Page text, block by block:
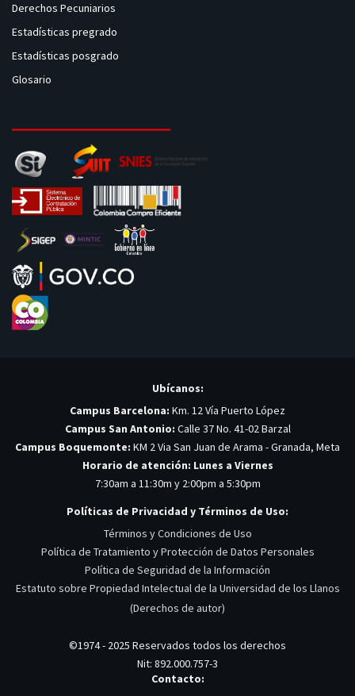
Derechos Pecuniarios
Estadísticas pregrado
Estadísticas posgrado
Glosario
Ubícanos:
Campus Barcelona: Km. 12 Vía Puerto López
Campus San Antonio: Calle 37 No. 41-02 Barzal
Campus Boquemonte: KM 2 Via San Juan de Arama - Granada, Meta
Horario de atención: Lunes a Viernes
7:30am a 11:30m y 2:00pm a 5:30pm
Políticas de Privacidad y Términos de Uso:
Términos y Condiciones de Uso
Política de Tratamiento y Protección de Datos Personales
Política de Seguridad de la Información
Estatuto sobre Propiedad Intelectual de la Universidad de los Llanos
(Derechos de autor)
©1974 - 2025 Reservados todos los derechos
Nit: 892.000.757-3
Contacto: